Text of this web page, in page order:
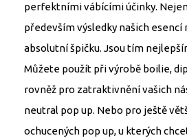
perfektními vábícími účinky.
především výsledky našich esencí
absolutní špičku. Jsou tím
Můžete použít při výrobě boilie,
rovněž pro zatraktivnění vašich
neutral pop up. Nebo pro ještě
ochucených pop up, u kterých